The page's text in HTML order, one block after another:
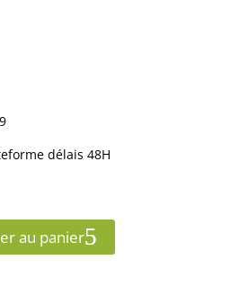
délais 48H
au panier